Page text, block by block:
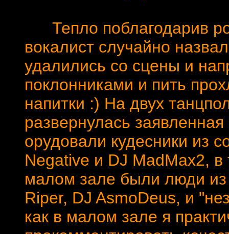
Тепло поблагодарив
вокалист случайно
удалились со сцены и
поклонниками и пить
напитки :) На двух
развернулась
орудовали кудесники из
Negative и DJ MadMax2,
малом зале были люди из
Riper, DJ AsmoDeus, и
как в малом зале я